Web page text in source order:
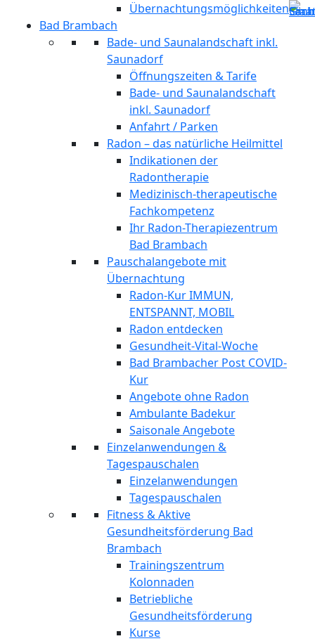
Übernachtungsmöglichkeiten
Bad Brambach
Bade- und Saunalandschaft inkl.
Saunadorf
Öffnungszeiten & Tarife
Bade- und Saunalandschaft
inkl. Saunadorf
Anfahrt / Parken
Radon – das natürliche Heilmittel
Indikationen der
Radontherapie
Medizinisch-therapeutische
Fachkompetenz
Ihr Radon-Therapiezentrum
Bad Brambach
Pauschalangebote mit
Übernachtung
Radon-Kur IMMUN,
ENTSPANNT, MOBIL
Radon entdecken
Gesundheit-Vital-Woche
Bad Brambacher Post COVID-
Kur
Angebote ohne Radon
Ambulante Badekur
Saisonale Angebote
Einzelanwendungen &
Tagespauschalen
Einzelanwendungen
Tagespauschalen
Fitness & Aktive
Gesundheitsförderung Bad
Brambach
Trainingszentrum
Kolonnaden
Betriebliche
Gesundheitsförderung
Kurse